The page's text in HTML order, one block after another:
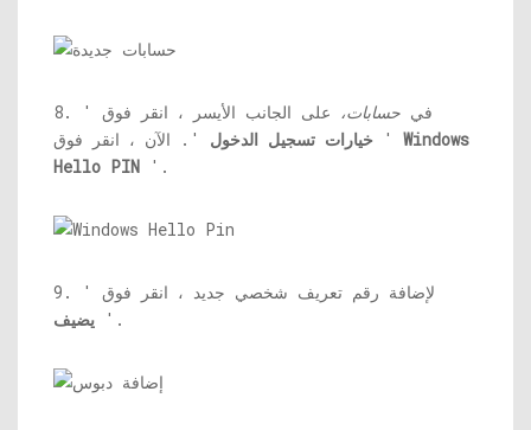
8. في حسابات، على الجانب الأيسر ، انقر فوق '
خيارات تسجيل الدخول '. الآن ، انقر فوق ' Windows
Hello PIN '.
9. لإضافة رقم تعريف شخصي جديد ، انقر فوق '
يضيف '.